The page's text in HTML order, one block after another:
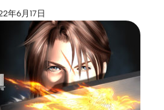
年6月17日